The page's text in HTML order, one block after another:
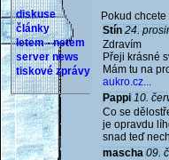
diskuse
články
letem - netem
server news
tiskové zprávy
Pokud
Stín 24.
Zdravím
Přeji krásné
Mám tu na
aukro.cz...
Pappi 10.
Co se
je opravdu
snad teď
mascha 09.